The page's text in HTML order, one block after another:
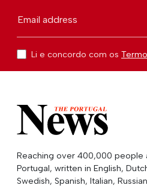
Email address
Li e concordo com os
Reaching over 400,000 people
Portugal, written in English,
Swedish, Spanish, Italian,